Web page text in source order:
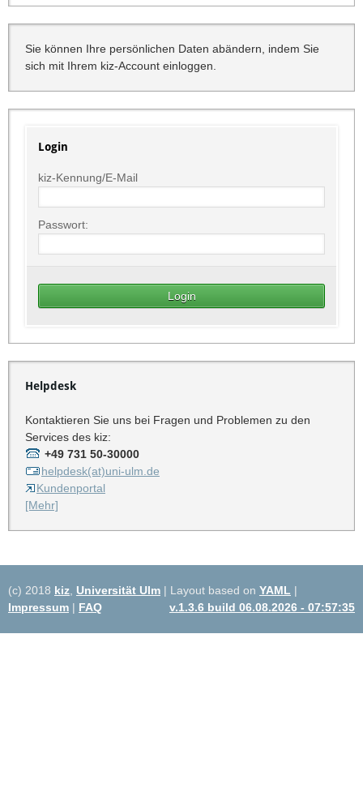
Sie können Ihre persönlichen Daten abändern, indem Sie
sich mit Ihrem kiz-Account einloggen.
Login
kiz-Kennung/E-Mail
Passwort:
Helpdesk
Kontaktieren Sie uns bei Fragen und Problemen zu den
Services des kiz:
+49 731 50-30000
helpdesk(at)uni-ulm.de
Kundenportal
[Mehr]
(c) 2018 kiz Universität Ulm | Layout based on YAML |
Impressum | FAQ v.1.3.6 build 06.08.2026 - 07:57:35